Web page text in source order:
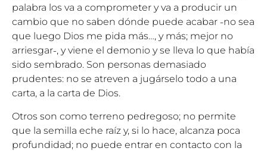
palabra los va a comprometer y va a producir un
cambio que no saben dónde puede acabar ˗no sea
que luego Dios me pida más…, y más; mejor no
arriesgar˗, y viene el demonio y se lleva lo que había
sido sembrado. Son personas demasiado
prudentes: no se atreven a jugárselo todo a una
carta, a la carta de Dios.
Otros son como terreno pedregoso; no permite
que la semilla eche raíz y, si lo hace, alcanza poca
profundidad; no puede entrar en contacto con la